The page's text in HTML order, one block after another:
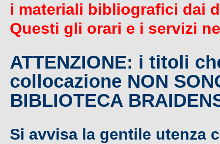
i materiali bibliografici dai
Questi gli orari e i servizi
ATTENZIONE: i titoli
collocazione NON
BIBLIOTECA
Si avvisa la gentile utenza